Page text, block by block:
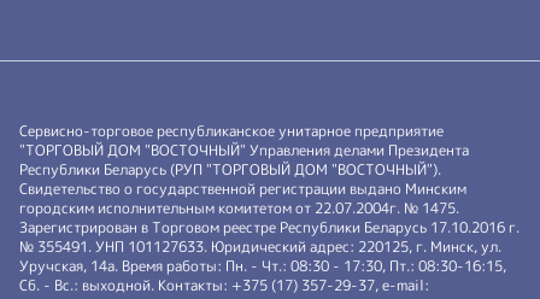
Сервисно-торговое республиканское унитарное предприятие
"ТОРГОВЫЙ ДОМ "ВОСТОЧНЫЙ" Управления делами Президента
Республики Беларусь (РУП "ТОРГОВЫЙ ДОМ "ВОСТОЧНЫЙ").
Свидетельство о государственной регистрации выдано Минским
городским исполнительным комитетом от 22.07.2004г. № 1475.
Зарегистрирован в Торговом реестре Республики Беларусь 17.10.2016 г.
№ 355491. УНП 101127633. Юридический адрес: 220125, г. Минск, ул.
Уручская, 14а. Время работы: Пн. - Чт.: 08:30 - 17:30, Пт.: 08:30-16:15,
Сб. - Вс.: выходной. Контакты: +375 (17) 357-29-37, e-mail: